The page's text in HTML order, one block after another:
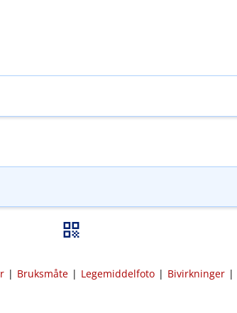
| Bruksmåte | Legemiddelfoto | Bivirkninger |